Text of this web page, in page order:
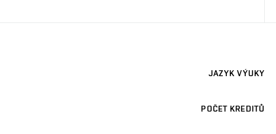
JAZYK VÝUKY
POČET KREDITŮ